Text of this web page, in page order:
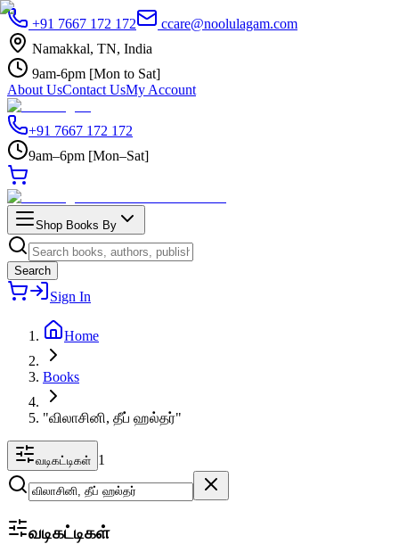
+91 7667 172 172
ccare@noolulagam.com
Namakkal, TN, India
9am-6pm [Mon to Sat]
About UsContact UsMy Account
+91 7667 172 172
9am–6pm [Mon–Sat]
Shop Books By
Search
Sign In
Home
Books
"விலாசினி, தீப் ஹல்தர்"
வடிகட்டிகள் 1
வடிகட்டிகள்